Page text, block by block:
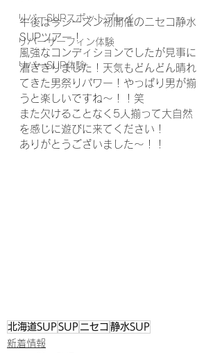
リバーSUPスポットプレイ
リバーサーフィン体験
リバーSUP体験
午後は今シーズン初開催のニセコ静水
SUPツアー！
風強なコンディションでしたが見事に
漕ぎきりました！天気もどんどん晴れ
てきた男祭りパワー！やっぱり男が揃
うと楽しいですね〜！！笑
また欠けることなく5人揃って大自然
を感じに遊びに来てください！
ありがとうございました〜！！
北海道SUPSUP ニセコ 静水SUP
新着情報